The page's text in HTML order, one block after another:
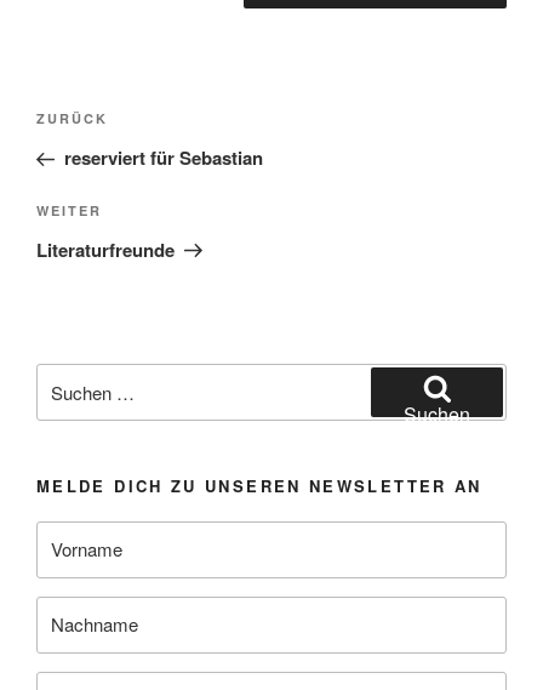
Beitragsnavigation
Vorheriger
Beitrag
ZURÜCK
reserviert für Sebastian
Nächster
Beitrag
WEITER
Literaturfreunde
nach:
Suchen
MELDE DICH ZU UNSEREN NEWSLETTER AN